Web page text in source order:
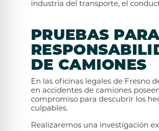
industria del transporte, el
PRUEBAS
DE CAMIONES
En las oficinas legales de Fresno
en accidentes de camiones
compromiso para descubrir los
culpables.
Realizaremos una investigación